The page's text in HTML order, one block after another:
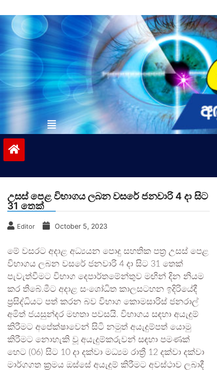
to
contentvinivida.lk
උසස් පෙළ විභාගය ලබන වසරේ ජනවාරි 4 දා සිට
31 තෙක්
Editor October 5, 2023
මේ වසරට අදාළ අධ්‍යයන පොදු සහතික පත්‍ර උසස් පෙළ
විභාගය ලබන වසරේ ජනවාරි 4 දා සිට 31 තෙක්
පැවැත්වීමට විභාග දෙපාර්තමේන්තුව මඟින් දින නියම
කර තිබේ.මීට අදාළ සංශෝධිත කාලසටහන ඉදිරියේදී
ප්‍රසිද්ධියට පත් කරන බව විභාග කොමසාරිස් ජනරාල්
අමිත් ජයසුන්දර මහතා පවසයි. විභාගය සඳහා අයැදුම්
කිරීමට අපේක්ෂාවෙන් සිටි නමුත් අයැදුම්පත් යොමු
කිරීමට නොහැකි වූ අයැදුම්කරුවන් සඳහා පමණක්
හෙට (06) සිට 10 දා දක්වා මධ්‍යම රාත්‍රී 12 දක්වා දක්වා
මාර්ගගත ක්‍රමය ඔස්සේ අයැදුම් කිරීමට අවස්ථාව ලබාදී